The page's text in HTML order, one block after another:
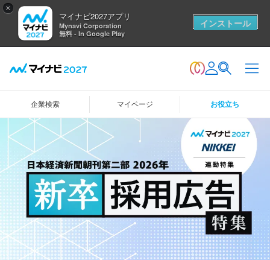
×
マイナビ2027アプリ
Mynavi Corporation
無料 - In Google Play
インストール
企業検索 マイページ お役立ち